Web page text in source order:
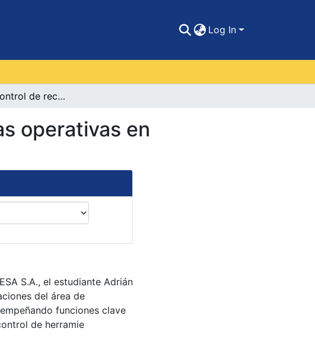
Log In
Gestión y control de recursos y herramientas operativas en (GRADESA) Grasas y Derivados S.A.
operativas en
S.A., el estudiante Adrián
del área de
funciones clave
de herramie